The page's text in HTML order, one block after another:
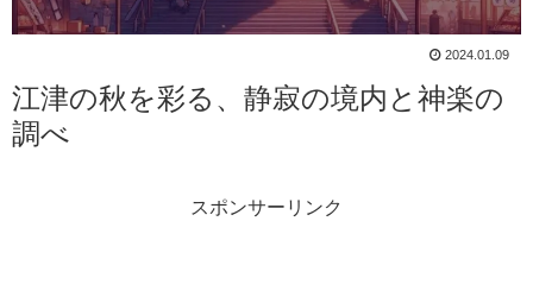
2024.01.09
江津の秋を彩る、静寂の境内と神楽の
調べ
スポンサーリンク